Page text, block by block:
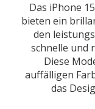
Das iPhone
bieten ein
den
schnelle und
Diese
auffälligen
das